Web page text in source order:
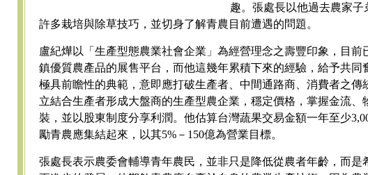
趣。張處長以他過去農家子
許多栽培與除草技巧，並切身了解青農目前遭遇的問題。
盧紀燁以「生產型態農業社會企業」為經營理念之壽豐印象，目前
鎮優質農產品的展售平台，而他這幾年累積下來的經驗，給予共同
極具前瞻性的典範，意即應打破生產者、中間通路商、消費者之傳
立結合生產者形成大盤商的生產型農企業，穩定價格，掌握金流、
裝，並以股東制度分享利潤。他估算台灣蔬果交易金額一年至少
勵青農應集結起來，以其5%－150億為營業目標。
張處長表示農委會輔導青年農民，並非只是降低從農者年齡，而是